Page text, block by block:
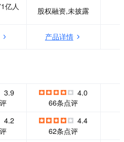
基本
实
强
化、专业化的服
务，能够帮助顾客
的商业环境和利用
护中解放出来，大
幅度降低了运营成
精力，专注发展其
自身的核心业务，
亿人
股权融资,未披露
产品详情
3.9
4.0
66条点评
4.2
4.4
62条点评